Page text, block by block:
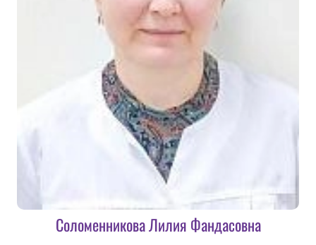
Соломенникова Лилия Фандасовна